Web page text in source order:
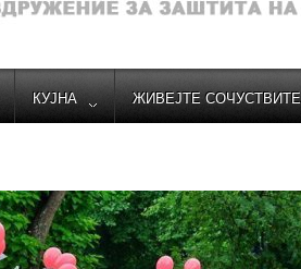
КУЈНА ЖИВЕЈТЕ